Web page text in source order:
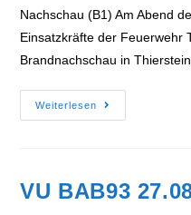
Nachschau (B1) Am Abend
Einsatzkräfte der Feuerwehr
Brandnachschau in
Weiterlesen
Nachschau
03.11.2021
VU BAB93